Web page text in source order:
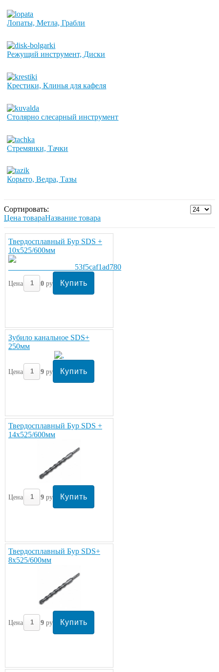
Лопаты, Метла, Грабли
Режущий инструмент, Диски
Крестики, Клинья для кафеля
Столярно слесарный инструмент
Стремянки, Тачки
Корыто, Ведра, Тазы
Сортировать:
Цена товараНазвание товара
Твердосплавный Бур SDS +
10х525/600мм
Цена: 320руб/шт.
Зубило канальное SDS+
250мм
Цена: 319руб/шт.
Твердосплавный Бур SDS +
14х525/600мм
Цена: 319руб/шт.
Твердосплавный Бур SDS+
8х525/600мм
Цена: 319руб/шт.